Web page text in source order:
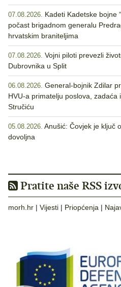
07.08.2026. Kadeti Kadetske bojne
počast brigadnom generalu
hrvatskim braniteljima
07.08.2026. Vojni piloti prevezli
Dubrovnika u Split
06.08.2026. General-bojnik Zdilar
HVU-a primatelju poslova, zadaća
Stručiću
05.08.2026. Anušić: Čovjek je ključ
dovoljna
Pratite naše RSS
morh.hr | Vijesti | Priopćenja |